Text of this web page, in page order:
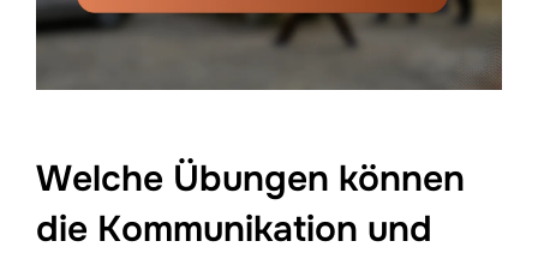
Welche Übungen können
die Kommunikation und